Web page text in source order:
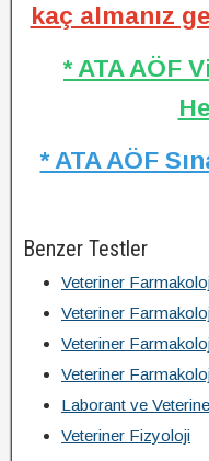
kaç almanız
* ATA AÖF
* ATA AÖF
Benzer Testler
Veteriner
Veteriner
Veteriner
Veteriner
Laborant ve
Veteriner Fizyoloji